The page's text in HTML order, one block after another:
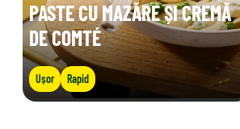
PASTE CU MAZĂRE ȘI CREMĂ
DE COMTÉ
Ușor Rapid